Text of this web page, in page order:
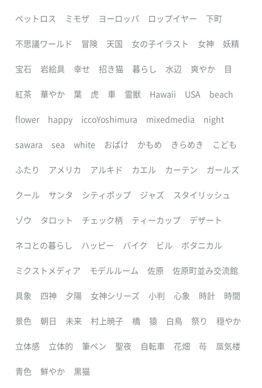
ペットロス ミモザ ヨーロッパ ロップイヤー 下町
不思議ワールド 冒険 天国 女の子イラスト 女神 妖精
宝石 岩絵具 幸せ 招き猫 暮らし 水辺 爽やか 目
紅茶 華やか 葉 虎 車 霊獣 Hawaii USA beach
flower happy iccoYoshimura mixedmedia night
sawara sea white おばけ かもめ きらめき こども
ふたり アメリカ アルキド カエル カーテン ガールズ
クール サンタ シティポップ ジャズ スタイリッシュ
ゾウ タロット チェック柄 ティーカップ デザート
ネコとの暮らし ハッピー バイク ビル ボタニカル
ミクストメディア モデルルーム 佐原 佐原町並み交流館
具象 四神 夕陽 女神シリーズ 小判 心象 時計 時間
景色 朝日 未来 村上暁子 橋 猿 白鳥 祭り 穏やか
立体感 立体的 筆ペン 聖夜 自転車 花畑 苺 蜃気楼
青色 鮮やか 黒猫